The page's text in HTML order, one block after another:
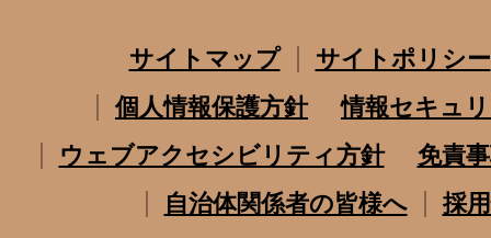
サイトマップ
サイトポリシー
個人情報保護方針
情報セキュ
ウェブアクセシビリティ方針
免責
自治体関係者の皆様へ
採